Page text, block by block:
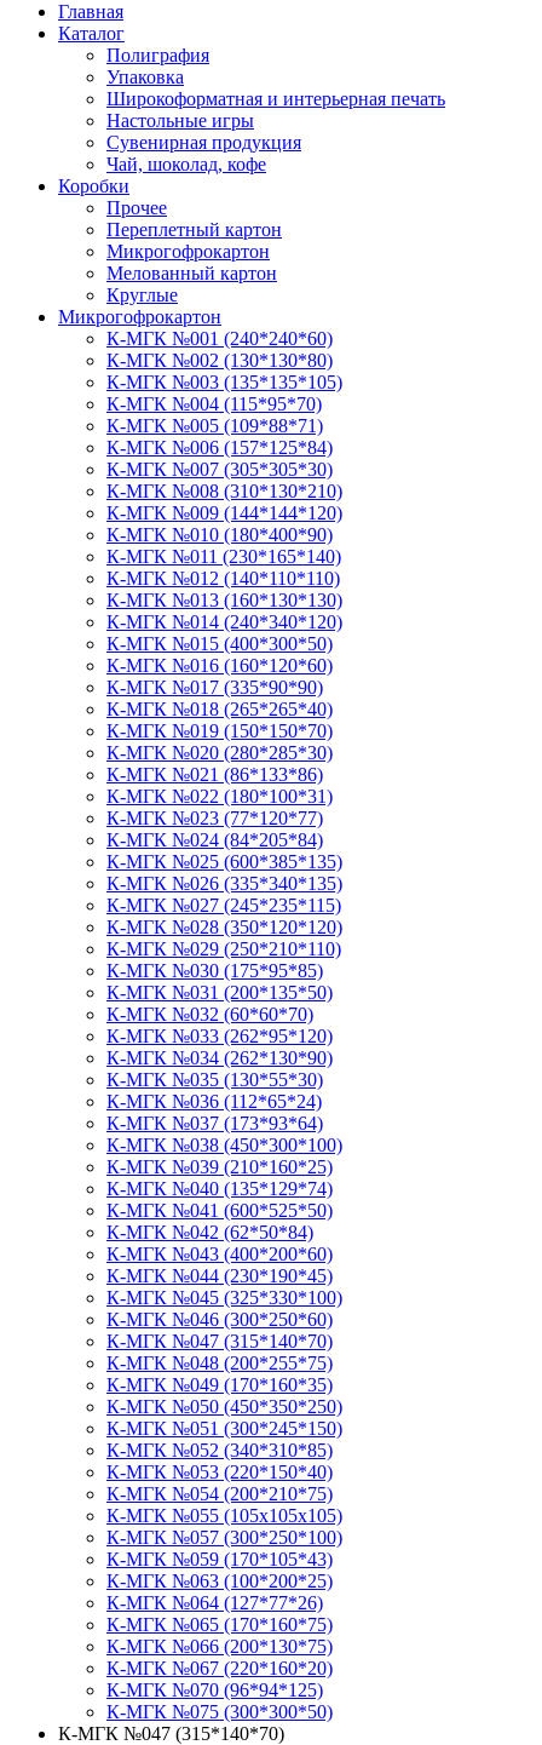
Главная
Каталог
Полиграфия
Упаковка
Широкоформатная и интерьерная печать
Настольные игры
Сувенирная продукция
Чай, шоколад, кофе
Коробки
Прочее
Переплетный картон
Микрогофрокартон
Мелованный картон
Круглые
Микрогофрокартон
К-МГК №001 (240*240*60)
К-МГК №002 (130*130*80)
К-МГК №003 (135*135*105)
К-МГК №004 (115*95*70)
К-МГК №005 (109*88*71)
К-МГК №006 (157*125*84)
К-МГК №007 (305*305*30)
К-МГК №008 (310*130*210)
К-МГК №009 (144*144*120)
К-МГК №010 (180*400*90)
К-МГК №011 (230*165*140)
К-МГК №012 (140*110*110)
К-МГК №013 (160*130*130)
К-МГК №014 (240*340*120)
К-МГК №015 (400*300*50)
К-МГК №016 (160*120*60)
К-МГК №017 (335*90*90)
К-МГК №018 (265*265*40)
К-МГК №019 (150*150*70)
К-МГК №020 (280*285*30)
К-МГК №021 (86*133*86)
К-МГК №022 (180*100*31)
К-МГК №023 (77*120*77)
К-МГК №024 (84*205*84)
К-МГК №025 (600*385*135)
К-МГК №026 (335*340*135)
К-МГК №027 (245*235*115)
К-МГК №028 (350*120*120)
К-МГК №029 (250*210*110)
К-МГК №030 (175*95*85)
К-МГК №031 (200*135*50)
К-МГК №032 (60*60*70)
К-МГК №033 (262*95*120)
К-МГК №034 (262*130*90)
К-МГК №035 (130*55*30)
К-МГК №036 (112*65*24)
К-МГК №037 (173*93*64)
К-МГК №038 (450*300*100)
К-МГК №039 (210*160*25)
К-МГК №040 (135*129*74)
К-МГК №041 (600*525*50)
К-МГК №042 (62*50*84)
К-МГК №043 (400*200*60)
К-МГК №044 (230*190*45)
К-МГК №045 (325*330*100)
К-МГК №046 (300*250*60)
К-МГК №047 (315*140*70)
К-МГК №048 (200*255*75)
К-МГК №049 (170*160*35)
К-МГК №050 (450*350*250)
К-МГК №051 (300*245*150)
К-МГК №052 (340*310*85)
К-МГК №053 (220*150*40)
К-МГК №054 (200*210*75)
К-МГК №055 (105х105х105)
К-МГК №057 (300*250*100)
К-МГК №059 (170*105*43)
К-МГК №063 (100*200*25)
К-МГК №064 (127*77*26)
К-МГК №065 (170*160*75)
К-МГК №066 (200*130*75)
К-МГК №067 (220*160*20)
К-МГК №070 (96*94*125)
К-МГК №075 (300*300*50)
К-МГК №047 (315*140*70)